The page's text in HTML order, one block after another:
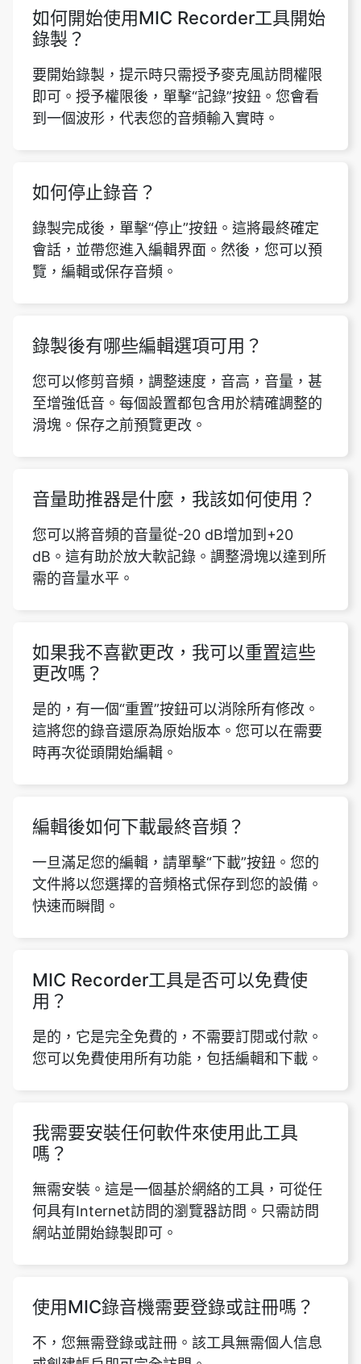
如何開始使用MIC Recorder工具開始
錄製？
要開始錄製，提示時只需授予麥克風訪問權限
即可。授予權限後，單擊“記錄”按鈕。您會看
到一個波形，代表您的音頻輸入實時。
如何停止錄音？
錄製完成後，單擊“停止”按鈕。這將最終確定
會話，並帶您進入編輯界面。然後，您可以預
覽，編輯或保存音頻。
錄製後有哪些編輯選項可用？
您可以修剪音頻，調整速度，音高，音量，甚
至增強低音。每個設置都包含用於精確調整的
滑塊。保存之前預覽更改。
音量助推器是什麼，我該如何使用？
您可以將音頻的音量從-20 dB增加到+20
dB。這有助於放大軟記錄。調整滑塊以達到所
需的音量水平。
如果我不喜歡更改，我可以重置這些
更改嗎？
是的，有一個“重置”按鈕可以消除所有修改。
這將您的錄音還原為原始版本。您可以在需要
時再次從頭開始編輯。
編輯後如何下載最終音頻？
一旦滿足您的編輯，請單擊“下載”按鈕。您的
文件將以您選擇的音頻格式保存到您的設備。
快速而瞬間。
MIC Recorder工具是否可以免費使
用？
是的，它是完全免費的，不需要訂閱或付款。
您可以免費使用所有功能，包括編輯和下載。
我需要安裝任何軟件來使用此工具
嗎？
無需安裝。這是一個基於網絡的工具，可從任
何具有Internet訪問的瀏覽器訪問。只需訪問
網站並開始錄製即可。
使用MIC錄音機需要登錄或註冊嗎？
不，您無需登錄或註冊。該工具無需個人信息